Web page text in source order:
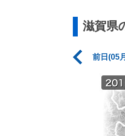
滋賀県
前日(05